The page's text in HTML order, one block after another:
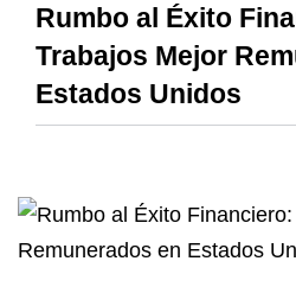
Rumbo al Éxito
Trabajos Mejor
Estados Unidos